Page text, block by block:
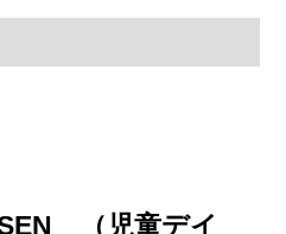
（児童デイ